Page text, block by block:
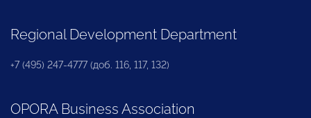
Regional Development Department
+7 (495) 247-4777 (доб. 116, 117, 132)
OPORA Business Association